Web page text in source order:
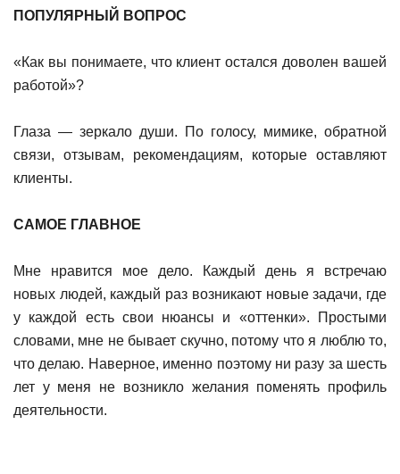
ПОПУЛЯРНЫЙ ВОПРОС
«Как вы понимаете, что клиент остался доволен вашей
работой»?
Глаза — зеркало души. По голосу, мимике, обратной
связи, отзывам, рекомендациям, которые оставляют
клиенты.
САМОЕ ГЛАВНОЕ
Мне нравится мое дело. Каждый день я встречаю
новых людей, каждый раз возникают новые задачи, где
у каждой есть свои нюансы и «оттенки». Простыми
словами, мне не бывает скучно, потому что я люблю то,
что делаю. Наверное, именно поэтому ни разу за шесть
лет у меня не возникло желания поменять профиль
деятельности.